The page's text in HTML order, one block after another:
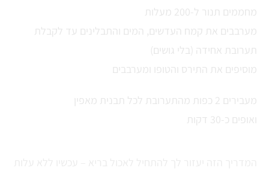
מחממים תנור ל-200 מעלות
מערבבים את קמח העדשים, המים והתבלינים עד לקבלת
תערובת אחידה (בלי גושים)
מוסיפים את התירס והטופו ומערבבים
מעבירים 2 כפות מהתערובת לכל תבנית מאפין
ואופים כ-30 דקות